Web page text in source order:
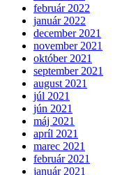
február 2022
január 2022
december 2021
november 2021
október 2021
september 2021
august 2021
júl 2021
jún 2021
máj 2021
apríl 2021
marec 2021
február 2021
január 2021